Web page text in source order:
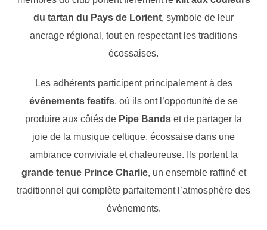
du tartan du Pays de Lorient, symbole de leur
ancrage régional, tout en respectant les traditions
écossaises.
Les adhérents participent principalement à des
événements festifs, où ils ont l’opportunité de se
produire aux côtés de Pipe Bands et de partager la
joie de la musique celtique, écossaise dans une
ambiance conviviale et chaleureuse. Ils portent la
grande tenue Prince Charlie, un ensemble raffiné et
traditionnel qui complète parfaitement l’atmosphère des
événements.